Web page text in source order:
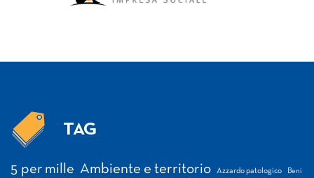
TAG
5 per mille Ambiente e territorio Azzardo patologico Beni